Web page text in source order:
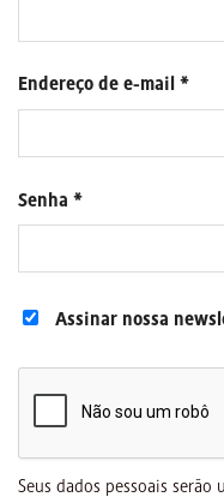
Endereço de e-mail *
Senha *
Assinar nossa
Seus dados pessoais serão